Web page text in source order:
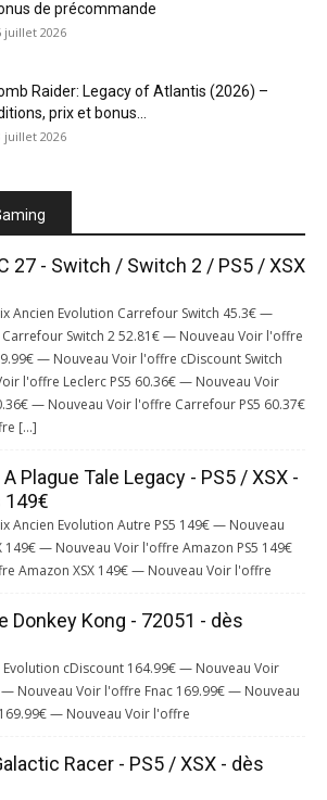
de précommande
juillet 2026
Raider: Legacy of Atlantis (2026) –
prix et bonus...
juillet 2026
27 - Switch / Switch 2 / PS5 / XSX
Ancien Evolution Carrefour Switch 45.3€ —
Switch 2 52.81€ — Nouveau Voir l'offre
— Nouveau Voir l'offre cDiscount Switch
l'offre Leclerc PS5 60.36€ — Nouveau Voir
— Nouveau Voir l'offre Carrefour PS5 60.37€
[…]
Plague Tale Legacy - PS5 / XSX -
149€
Ancien Evolution Autre PS5 149€ — Nouveau
149€ — Nouveau Voir l'offre Amazon PS5 149€
Amazon XSX 149€ — Nouveau Voir l'offre
Donkey Kong - 72051 - dès
Evolution cDiscount 164.99€ — Nouveau Voir
Nouveau Voir l'offre Fnac 169.99€ — Nouveau
— Nouveau Voir l'offre
Racer - PS5 / XSX - dès